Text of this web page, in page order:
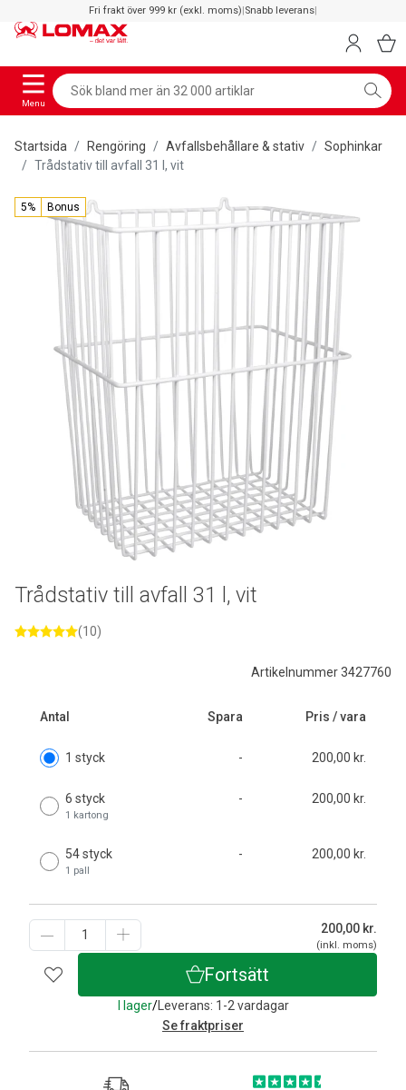
Fri frakt över 999 kr (exkl. moms)|Snabb leverans|
Menu
Startsida Rengöring Avfallsbehållare & stativ
Sophinkar
Trådstativ till avfall 31 l, vit
5% Bonus
Artikelnummer 3427760
Antal Spara Pris / vara
1 styck - 200,00 kr.
6 styck
1 kartong
- 200,00 kr.
54 styck
1 pall
- 200,00 kr.
200,00 kr.
(inkl. moms)
Fortsätt
I lager/Leverans: 1-2 vardagar
Se fraktpriser
Trådstativ till avfall 31 l, vit
(10)